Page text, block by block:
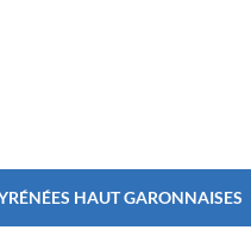
HAUT GARONNAISES